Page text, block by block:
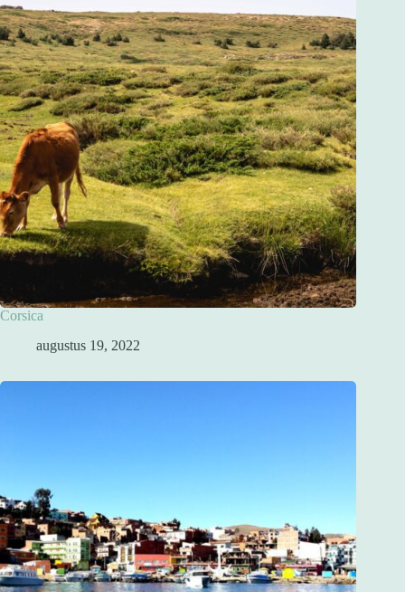
Corsica
augustus 19, 2022